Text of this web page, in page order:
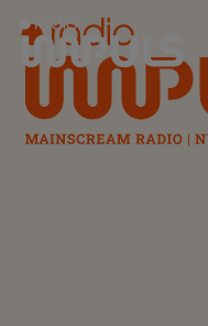
Radio Impuls